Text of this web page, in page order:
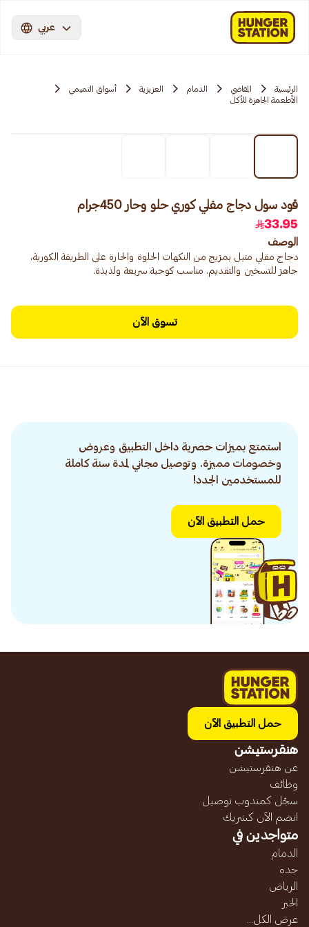
عربي
الرئيسية المقاضي الدمام العزيزية
أسواق التميمي
الأطعمة الجاهزة للأكل
قود سول دجاج مقلي كوري حلو وحار 450جرام
33.95
الوصف
دجاج مقلي متبل بمزيج من النكهات الحلوة والحارة على الطريقة الكورية،
جاهز للتسخين والتقديم. مناسب كوجبة سريعة ولذيذة.
تسوق الآن
استمتع بميزات حصرية داخل التطبيق وعروض
وخصومات مميزة. وتوصيل مجاني لمدة سنة كاملة
للمستخدمين الجدد!
حمل التطبيق الآن
حمل التطبيق الآن
هنقرستيشن
عن هنقرستيشن
وظائف
سجّل كمندوب توصيل
انضم الآن كشريك
متواجدين في
الدمام
جده
الرياض
الخبر
عرض الكل...